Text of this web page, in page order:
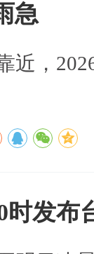
急
近，
时发布